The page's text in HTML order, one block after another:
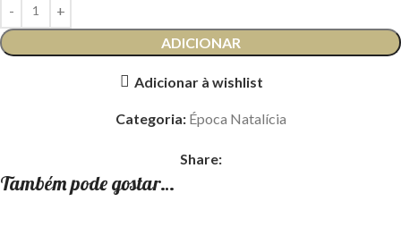
ADICIONAR
Adicionar à wishlist
Categoria: Época Natalícia
Share:
Também pode gostar…